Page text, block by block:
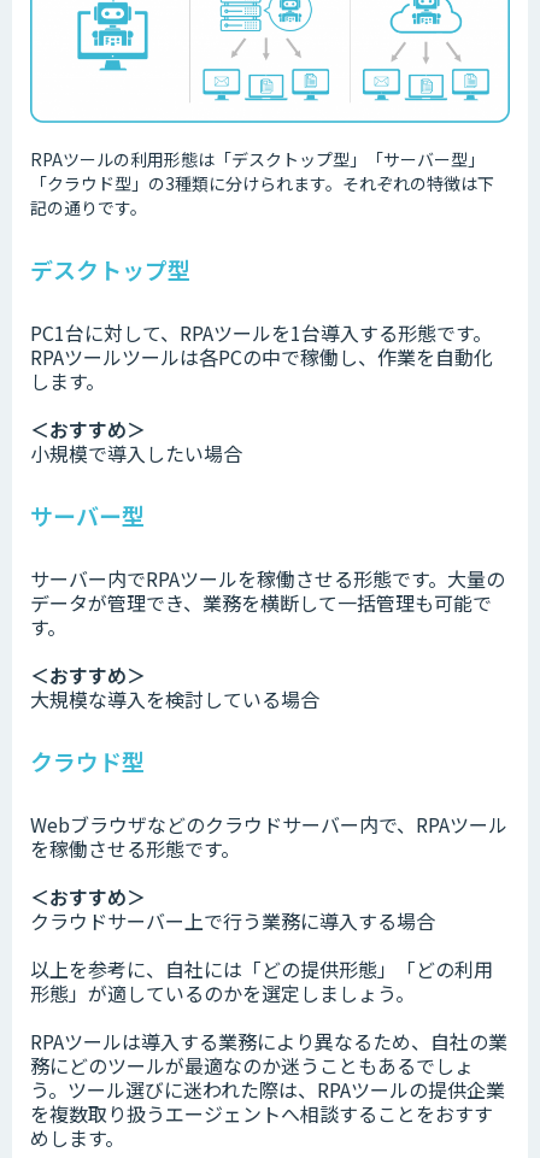
RPAツールの利用形態は「デスクトップ型」「サーバー型」
「クラウド型」の3種類に分けられます。それぞれの特徴は下
記の通りです。
デスクトップ型
PC1台に対して、RPAツールを1台導入する形態です。
RPAツールツールは各PCの中で稼働し、作業を自動化
します。
＜おすすめ＞
小規模で導入したい場合
サーバー型
サーバー内でRPAツールを稼働させる形態です。大量の
データが管理でき、業務を横断して一括管理も可能で
す。
＜おすすめ＞
大規模な導入を検討している場合
クラウド型
Webブラウザなどのクラウドサーバー内で、RPAツール
を稼働させる形態です。
＜おすすめ＞
クラウドサーバー上で行う業務に導入する場合
以上を参考に、自社には「どの提供形態」「どの利用
形態」が適しているのかを選定しましょう。
RPAツールは導入する業務により異なるため、自社の業
務にどのツールが最適なのか迷うこともあるでしょ
う。ツール選びに迷われた際は、RPAツールの提供企業
を複数取り扱うエージェントへ相談することをおすす
めします。